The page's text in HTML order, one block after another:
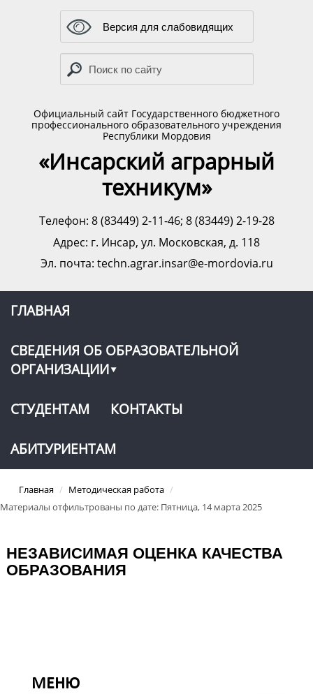
Версия для слабовидящих
Официальный сайт Государственного бюджетного
профессионального образовательного учреждения
Республики Мордовия
«Инсарский аграрный
техникум»
Телефон: 8 (83449) 2-11-46; 8 (83449) 2-19-28
Адрес: г. Инсар, ул. Московская, д. 118
Эл. почта: techn.agrar.insar@e-mordovia.ru
ГЛАВНАЯ
СВЕДЕНИЯ ОБ ОБРАЗОВАТЕЛЬНОЙ
ОРГАНИЗАЦИИ
СТУДЕНТАМ КОНТАКТЫ
АБИТУРИЕНТАМ
Главная / Методическая работа /
Материалы отфильтрованы по дате: Пятница, 14 марта 2025
НЕЗАВИСИМАЯ ОЦЕНКА КАЧЕСТВА
ОБРАЗОВАНИЯ
МЕНЮ